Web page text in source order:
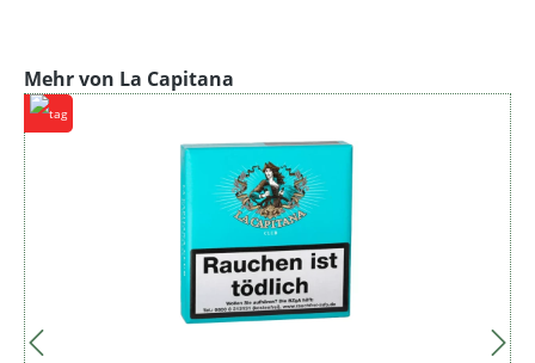
Produktgalerie überspringen
Mehr von La Capitana